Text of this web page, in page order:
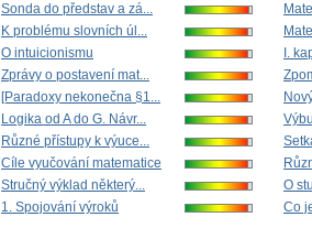
Sonda do představ a zá...
K problému slovních úl...
O intuicionismu
Zprávy o postavení mat...
[Paradoxy nekonečna §1...
Logika od A do G. Návr...
Různé přístupy k výuce...
Cíle vyučování matematice
Stručný výklad některý...
1. Spojování výroků
I.
O
Co